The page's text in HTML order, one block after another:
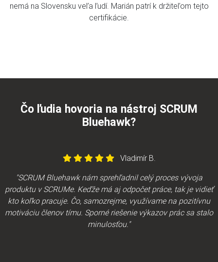
nemá na Slovensku veľa ľudí. Marián patrí k držiteľom tejto
certifikácie.
Čo ľudia hovoria na nástroj SCRUM
Bluehawk?
Vladimír B.
"SCRUM Bluehawk nám sprehľadnil celý proces vývoja
produktu v SCRUMe. Keďže má aj odpočet práce, tak je vidieť
kto koľko pracuje. Čo, samozrejme, využívame na pozitívnu
motiváciu členov tímu. Sporné riešenie výkazov prác sa stalo
minulosťou."